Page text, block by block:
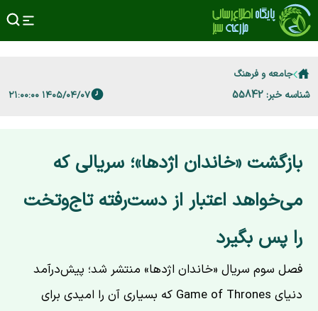
جامعه و فرهنگ
شناسه خبر: 55842 ۱۴۰۵/۰۴/۰۷ ۲۱:۰۰:۰۰
بازگشت «خاندان اژدها»؛ سریالی که
می‌خواهد اعتبار از دست‌رفته تاج‌وتخت
را پس بگیرد
فصل سوم سریال «خاندان اژدها» منتشر شد؛ پیش‌درآمد
دنیای Game of Thrones که بسیاری آن را امیدی برای